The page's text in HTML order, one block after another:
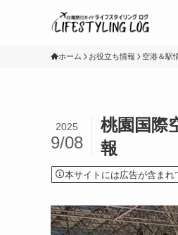
ホーム お役立ち情報 空港＆駅
桃園国際
報
2025
9/08
本サイトには広告が含まれ